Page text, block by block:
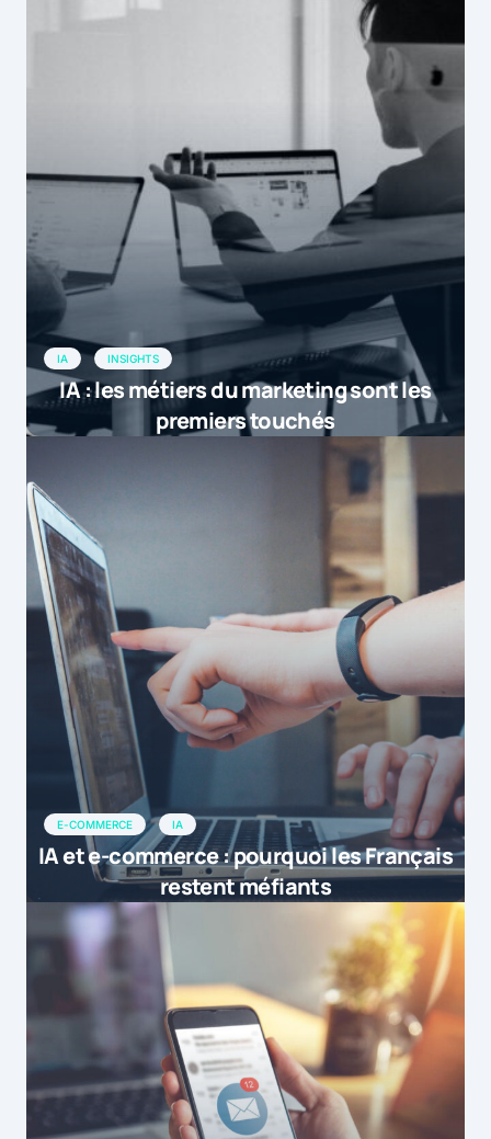
IA INSIGHTS
IA : les métiers du marketing sont les
premiers touchés
E-COMMERCE IA
IA et e-commerce : pourquoi les Français
restent méfiants